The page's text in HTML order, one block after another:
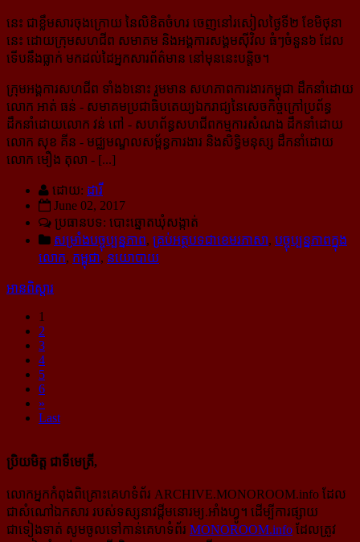
នេះ ជាខ្លឹមសារចុងក្រោយ នៃលិខិតចំហរ ចេញនៅរសៀលថ្ងៃទី២ ខែមិថុនា
នេះ ដោយក្រុមសហជីព សមាគម និងអង្គការសង្គមសុីវិល ធំៗចំនួន៦ ដែល
ទើបនឹងធ្លាក់ មកដល់ដៃអ្នកសារព័ត៌មាន នៅមុននេះបន្តិច។
ក្រុមអង្គការសហជីព ទាំង៦នោះ រួមមាន សហភាពការងារកម្ពុជា ដឹកនាំដោយ
លោក អាត់ ធន់ - សមាគមប្រជាធិបតេយ្យឯករាជ្យ​នៃសេចកិច្ចក្រៅប្រព័ន្ធ
ដឹកនាំដោយលោក វន់ ពៅ - សហព័ន្ធសហជីពកម្មការសំណង ដឹកនាំដោយ
លោក សុខ គីន - មជ្ឈមណ្ឌលសម្ព័ន្ធការងារ និងសិទ្ធិមនុស្ស ដឹកនាំដោយ
លោក មឿង តុលា - [...]
ដោយ: ដារី
June 02, 2017
ប្រធានបទ: បោះឆ្នោតឃុំសង្កាត់
សម្រាំងបច្ចុប្បន្នភាព, គ្រប់អត្ថបទជាខេមរភាសា, បច្ចុប្បន្នភាពក្នុង
លោក, កម្ពុជា, នយោបាយ
អានពិស្ដារ
1
2
3
4
5
6
»
Last
ប្រិយមិត្ត ជាទីមេត្រី,
លោកអ្នកកំពុងពិគ្រោះគេហទំព័រ ARCHIVE.MONOROOM.info ដែល
ជាសំណៅឯកសារ របស់ទស្សនាវដ្ដីមនោរម្យ.អាំងហ្វូ។ ដើម្បីការផ្សាយ
ជាទៀងទាត់ សូមចូលទៅកាន់​គេហទំព័រ MONOROOM.info ដែលត្រូវ